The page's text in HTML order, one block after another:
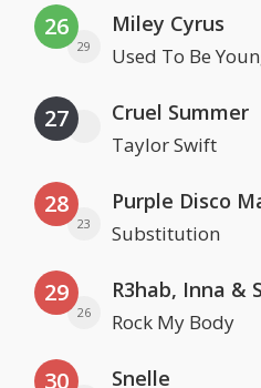
26
29
Miley Cyrus
Used To Be
27 Cruel Summer
Taylor Swift
28
23
Purple Disco
Substitution
29
26
R3hab, Inna &
Rock My Body
30 Snelle